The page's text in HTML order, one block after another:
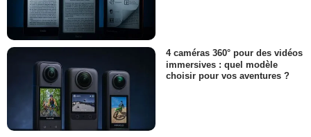
4 caméras 360° pour des vidéos
immersives : quel modèle
choisir pour vos aventures ?